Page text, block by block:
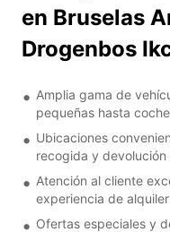
en Bruselas
Drogenbos
Amplia gama de
pequeñas hasta
Ubicaciones
recogida y
Atención al cliente
experiencia de
Ofertas especiales y